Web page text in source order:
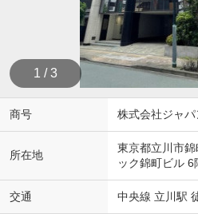
1 / 3
商号 株式会社ジャ
所在地
東京都立川市
ック錦町ビル 6
交通 中央線 立川駅